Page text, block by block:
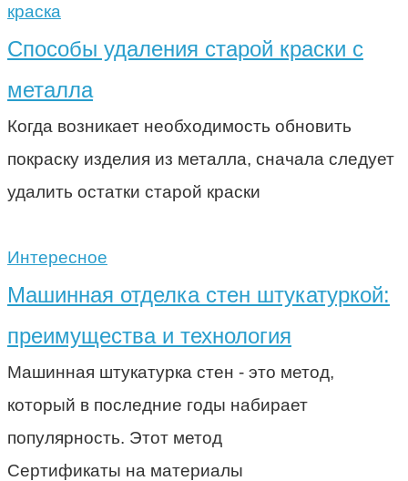
краска
Способы удаления старой краски с
металла
Когда возникает необходимость обновить
покраску изделия из металла, сначала следует
удалить остатки старой краски
Интересное
Машинная отделка стен штукатуркой:
преимущества и технология
Машинная штукатурка стен - это метод,
который в последние годы набирает
популярность. Этот метод
Сертификаты на материалы